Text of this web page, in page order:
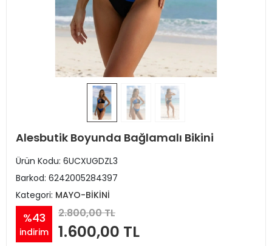
Alesbutik Boyunda Bağlamalı Bikini
Ürün Kodu: 6UCXUGDZL3
Barkod: 6242005284397
Kategori: MAYO-BİKİNİ
%43
indirim
2.800,00 TL
1.600,00 TL